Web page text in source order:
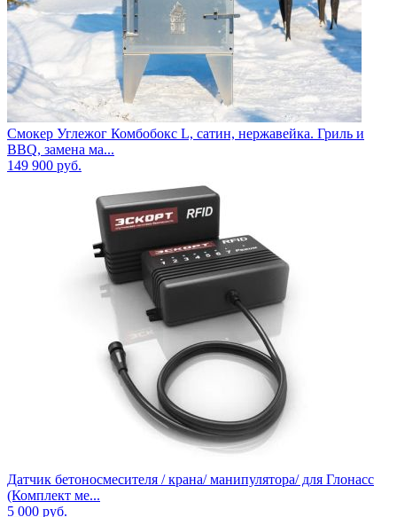
Смокер Углежог Комбобокс L, сатин, нержавейка. Гриль и
BBQ, замена ма...
149 900 руб.
Датчик бетоносмесителя / крана/ манипулятора/ для Глонасс
(Комплект ме...
5 000 руб.